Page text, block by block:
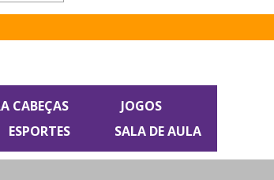
CABEÇAS
JOGOS
ESPORTES SALA DE AULA